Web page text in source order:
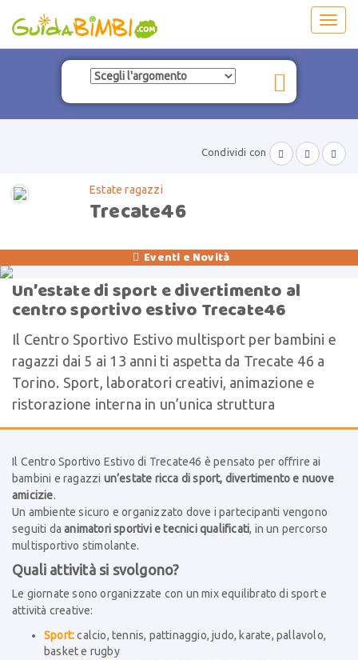
Condividi con   
Estate ragazzi
Trecate46
 Eventi e Novità
Un’estate di sport e divertimento al
centro sportivo estivo Trecate46
Il Centro Sportivo Estivo multisport per bambini e
ragazzi dai 5 ai 13 anni ti aspetta da Trecate 46 a
Torino. Sport, laboratori creativi, animazione e
ristorazione interna in un’unica struttura
Il Centro Sportivo Estivo di Trecate46 è pensato per offrire ai
bambini e ragazzi un’estate ricca di sport, divertimento e nuove
amicizie.
Un ambiente sicuro e organizzato dove i partecipanti vengono
seguiti daanimatori sportivi e tecnici qualificati, in un percorso
multisportivo stimolante.
Quali attività si svolgono?
Le giornate sono organizzate con un mix equilibrato di sport e
attività creative:
Sport:calcio, tennis, pattinaggio, judo, karate, pallavolo,
basket e rugby